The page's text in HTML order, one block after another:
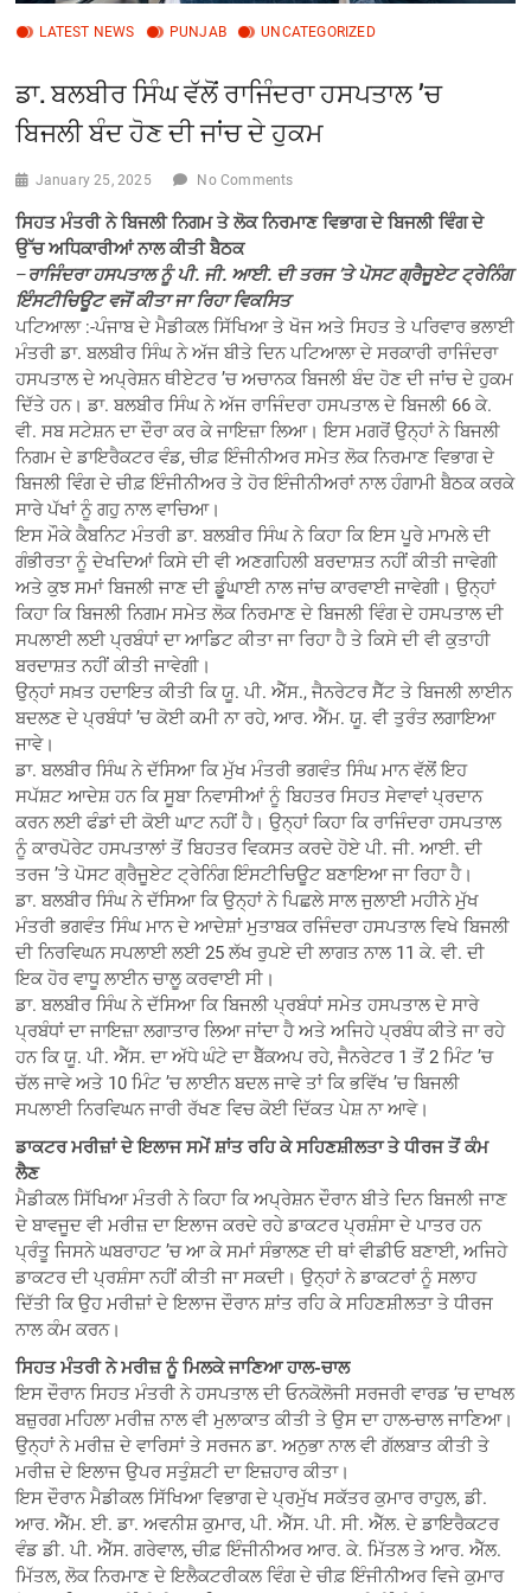
LATEST NEWS PUNJAB UNCATEGORIZED
ਡਾ. ਬਲਬੀਰ ਸਿੰਘ ਵੱਲੋਂ ਰਾਜਿੰਦਰਾ ਹਸਪਤਾਲ ’ਚ
ਬਿਜਲੀ ਬੰਦ ਹੋਣ ਦੀ ਜਾਂਚ ਦੇ ਹੁਕਮ
January 25, 2025 No Comments
ਸਿਹਤ ਮੰਤਰੀ ਨੇ ਬਿਜਲੀ ਨਿਗਮ ਤੇ ਲੋਕ ਨਿਰਮਾਣ ਵਿਭਾਗ ਦੇ ਬਿਜਲੀ ਵਿੰਗ ਦੇ
ਉੱਚ ਅਧਿਕਾਰੀਆਂ ਨਾਲ ਕੀਤੀ ਬੈਠਕ
–ਰਾਜਿੰਦਰਾ ਹਸਪਤਾਲ ਨੂੰ ਪੀ. ਜੀ. ਆਈ. ਦੀ ਤਰਜ ’ਤੇ ਪੋਸਟ ਗ੍ਰੈਜੂਏਟ ਟ੍ਰੇਨਿੰਗ
ਇੰਸਟੀਚਿਊਟ ਵਜੋਂ ਕੀਤਾ ਜਾ ਰਿਹਾ ਵਿਕਸਿਤ
ਪਟਿਆਲਾ :-ਪੰਜਾਬ ਦੇ ਮੈਡੀਕਲ ਸਿੱਖਿਆ ਤੇ ਖੋਜ ਅਤੇ ਸਿਹਤ ਤੇ ਪਰਿਵਾਰ ਭਲਾਈ
ਮੰਤਰੀ ਡਾ. ਬਲਬੀਰ ਸਿੰਘ ਨੇ ਅੱਜ ਬੀਤੇ ਦਿਨ ਪਟਿਆਲਾ ਦੇ ਸਰਕਾਰੀ ਰਾਜਿੰਦਰਾ
ਹਸਪਤਾਲ ਦੇ ਅਪ੍ਰੇਸ਼ਨ ਥੀਏਟਰ ’ਚ ਅਚਾਨਕ ਬਿਜਲੀ ਬੰਦ ਹੋਣ ਦੀ ਜਾਂਚ ਦੇ ਹੁਕਮ
ਦਿੱਤੇ ਹਨ। ਡਾ. ਬਲਬੀਰ ਸਿੰਘ ਨੇ ਅੱਜ ਰਾਜਿੰਦਰਾ ਹਸਪਤਾਲ ਦੇ ਬਿਜਲੀ 66 ਕੇ.
ਵੀ. ਸਬ ਸਟੇਸ਼ਨ ਦਾ ਦੌਰਾ ਕਰ ਕੇ ਜਾਇਜ਼ਾ ਲਿਆ। ਇਸ ਮਗਰੋਂ ਉਨ੍ਹਾਂ ਨੇ ਬਿਜਲੀ
ਨਿਗਮ ਦੇ ਡਾਇਰੈਕਟਰ ਵੰਡ, ਚੀਫ਼ ਇੰਜੀਨੀਅਰ ਸਮੇਤ ਲੋਕ ਨਿਰਮਾਣ ਵਿਭਾਗ ਦੇ
ਬਿਜਲੀ ਵਿੰਗ ਦੇ ਚੀਫ਼ ਇੰਜੀਨੀਅਰ ਤੇ ਹੋਰ ਇੰਜੀਨੀਅਰਾਂ ਨਾਲ ਹੰਗਾਮੀ ਬੈਠਕ ਕਰਕੇ
ਸਾਰੇ ਪੱਖਾਂ ਨੂੰ ਗਹੁ ਨਾਲ ਵਾਚਿਆ।
ਇਸ ਮੌਕੇ ਕੈਬਨਿਟ ਮੰਤਰੀ ਡਾ. ਬਲਬੀਰ ਸਿੰਘ ਨੇ ਕਿਹਾ ਕਿ ਇਸ ਪੂਰੇ ਮਾਮਲੇ ਦੀ
ਗੰਭੀਰਤਾ ਨੂੰ ਦੇਖਦਿਆਂ ਕਿਸੇ ਦੀ ਵੀ ਅਣਗਹਿਲੀ ਬਰਦਾਸ਼ਤ ਨਹੀਂ ਕੀਤੀ ਜਾਵੇਗੀ
ਅਤੇ ਕੁਝ ਸਮਾਂ ਬਿਜਲੀ ਜਾਣ ਦੀ ਡੁੂੰਘਾਈ ਨਾਲ ਜਾਂਚ ਕਾਰਵਾਈ ਜਾਵੇਗੀ। ਉਨ੍ਹਾਂ
ਕਿਹਾ ਕਿ ਬਿਜਲੀ ਨਿਗਮ ਸਮੇਤ ਲੋਕ ਨਿਰਮਾਣ ਦੇ ਬਿਜਲੀ ਵਿੰਗ ਦੇ ਹਸਪਤਾਲ ਦੀ
ਸਪਲਾਈ ਲਈ ਪ੍ਰਬੰਧਾਂ ਦਾ ਆਡਿਟ ਕੀਤਾ ਜਾ ਰਿਹਾ ਹੈ ਤੇ ਕਿਸੇ ਦੀ ਵੀ ਕੁਤਾਹੀ
ਬਰਦਾਸ਼ਤ ਨਹੀਂ ਕੀਤੀ ਜਾਵੇਗੀ।
ਉਨ੍ਹਾਂ ਸਖ਼ਤ ਹਦਾਇਤ ਕੀਤੀ ਕਿ ਯੂ. ਪੀ. ਐੱਸ., ਜੈਨਰੇਟਰ ਸੈੱਟ ਤੇ ਬਿਜਲੀ ਲਾਈਨ
ਬਦਲਣ ਦੇ ਪ੍ਰਬੰਧਾਂ ’ਚ ਕੋਈ ਕਮੀ ਨਾ ਰਹੇ, ਆਰ. ਐੱਮ. ਯੂ. ਵੀ ਤੁਰੰਤ ਲਗਾਇਆ
ਜਾਵੇ।
ਡਾ. ਬਲਬੀਰ ਸਿੰਘ ਨੇ ਦੱਸਿਆ ਕਿ ਮੁੱਖ ਮੰਤਰੀ ਭਗਵੰਤ ਸਿੰਘ ਮਾਨ ਵੱਲੋਂ ਇਹ
ਸਪੱਸ਼ਟ ਆਦੇਸ਼ ਹਨ ਕਿ ਸੂਬਾ ਨਿਵਾਸੀਆਂ ਨੂੰ ਬਿਹਤਰ ਸਿਹਤ ਸੇਵਾਵਾਂ ਪ੍ਰਦਾਨ
ਕਰਨ ਲਈ ਫੰਡਾਂ ਦੀ ਕੋਈ ਘਾਟ ਨਹੀਂ ਹੈ। ਉਨ੍ਹਾਂ ਕਿਹਾ ਕਿ ਰਾਜਿੰਦਰਾ ਹਸਪਤਾਲ
ਨੂੰ ਕਾਰਪੋਰੇਟ ਹਸਪਤਾਲਾਂ ਤੋਂ ਬਿਹਤਰ ਵਿਕਸਤ ਕਰਦੇ ਹੋਏ ਪੀ. ਜੀ. ਆਈ. ਦੀ
ਤਰਜ ’ਤੇ ਪੋਸਟ ਗ੍ਰੈਜੂਏਟ ਟ੍ਰੇਨਿੰਗ ਇੰਸਟੀਚਿਊਟ ਬਣਾਇਆ ਜਾ ਰਿਹਾ ਹੈ।
ਡਾ. ਬਲਬੀਰ ਸਿੰਘ ਨੇ ਦੱਸਿਆ ਕਿ ਉਨ੍ਹਾਂ ਨੇ ਪਿਛਲੇ ਸਾਲ ਜੁਲਾਈ ਮਹੀਨੇ ਮੁੱਖ
ਮੰਤਰੀ ਭਗਵੰਤ ਸਿੰਘ ਮਾਨ ਦੇ ਆਦੇਸ਼ਾਂ ਮੁਤਾਬਕ ਰਜਿੰਦਰਾ ਹਸਪਤਾਲ ਵਿਖੇ ਬਿਜਲੀ
ਦੀ ਨਿਰਵਿਘਨ ਸਪਲਾਈ ਲਈ 25 ਲੱਖ ਰੁਪਏ ਦੀ ਲਾਗਤ ਨਾਲ 11 ਕੇ. ਵੀ. ਦੀ
ਇਕ ਹੋਰ ਵਾਧੂ ਲਾਈਨ ਚਾਲੂ ਕਰਵਾਈ ਸੀ।
ਡਾ. ਬਲਬੀਰ ਸਿੰਘ ਨੇ ਦੱਸਿਆ ਕਿ ਬਿਜਲੀ ਪ੍ਰਬੰਧਾਂ ਸਮੇਤ ਹਸਪਤਾਲ ਦੇ ਸਾਰੇ
ਪ੍ਰਬੰਧਾਂ ਦਾ ਜਾਇਜ਼ਾ ਲਗਾਤਾਰ ਲਿਆ ਜਾਂਦਾ ਹੈ ਅਤੇ ਅਜਿਹੇ ਪ੍ਰਬੰਧ ਕੀਤੇ ਜਾ ਰਹੇ
ਹਨ ਕਿ ਯੂ. ਪੀ. ਐੱਸ. ਦਾ ਅੱਧੇ ਘੰਟੇ ਦਾ ਬੈੱਕਅਪ ਰਹੇ, ਜੈਨਰੇਟਰ 1 ਤੋਂ 2 ਮਿੰਟ ’ਚ
ਚੱਲ ਜਾਵੇ ਅਤੇ 10 ਮਿੰਟ ’ਚ ਲਾਈਨ ਬਦਲ ਜਾਵੇ ਤਾਂ ਕਿ ਭਵਿੱਖ ’ਚ ਬਿਜਲੀ
ਸਪਲਾਈ ਨਿਰਵਿਘਨ ਜਾਰੀ ਰੱਖਣ ਵਿਚ ਕੋਈ ਦਿੱਕਤ ਪੇਸ਼ ਨਾ ਆਵੇ।
ਡਾਕਟਰ ਮਰੀਜ਼ਾਂ ਦੇ ਇਲਾਜ ਸਮੇਂ ਸ਼ਾਂਤ ਰਹਿ ਕੇ ਸਹਿਣਸ਼ੀਲਤਾ ਤੇ ਧੀਰਜ ਤੋਂ ਕੰਮ
ਲੈਣ
ਮੈਡੀਕਲ ਸਿੱਖਿਆ ਮੰਤਰੀ ਨੇ ਕਿਹਾ ਕਿ ਅਪ੍ਰੇਸ਼ਨ ਦੌਰਾਨ ਬੀਤੇ ਦਿਨ ਬਿਜਲੀ ਜਾਣ
ਦੇ ਬਾਵਜੂਦ ਵੀ ਮਰੀਜ਼ ਦਾ ਇਲਾਜ ਕਰਦੇ ਰਹੇ ਡਾਕਟਰ ਪ੍ਰਸ਼ੰਸਾ ਦੇ ਪਾਤਰ ਹਨ
ਪ੍ਰੰਤੂ ਜਿਸਨੇ ਘਬਰਾਹਟ ’ਚ ਆ ਕੇ ਸਮਾਂ ਸੰਭਾਲਣ ਦੀ ਥਾਂ ਵੀਡੀਓ ਬਣਾਈ, ਅਜਿਹੇ
ਡਾਕਟਰ ਦੀ ਪ੍ਰਸ਼ੰਸਾ ਨਹੀਂ ਕੀਤੀ ਜਾ ਸਕਦੀ। ਉਨ੍ਹਾਂ ਨੇ ਡਾਕਟਰਾਂ ਨੂੰ ਸਲਾਹ
ਦਿੱਤੀ ਕਿ ਉਹ ਮਰੀਜ਼ਾਂ ਦੇ ਇਲਾਜ ਦੌਰਾਨ ਸ਼ਾਂਤ ਰਹਿ ਕੇ ਸਹਿਣਸ਼ੀਲਤਾ ਤੇ ਧੀਰਜ
ਨਾਲ ਕੰਮ ਕਰਨ।
ਸਿਹਤ ਮੰਤਰੀ ਨੇ ਮਰੀਜ਼ ਨੂੰ ਮਿਲਕੇ ਜਾਣਿਆ ਹਾਲ-ਚਾਲ
ਇਸ ਦੌਰਾਨ ਸਿਹਤ ਮੰਤਰੀ ਨੇ ਹਸਪਤਾਲ ਦੀ ਓਨਕੋਲੋਜੀ ਸਰਜਰੀ ਵਾਰਡ ’ਚ ਦਾਖਲ
ਬਜ਼ੁਰਗ ਮਹਿਲਾ ਮਰੀਜ਼ ਨਾਲ ਵੀ ਮੁਲਾਕਾਤ ਕੀਤੀ ਤੇ ਉਸ ਦਾ ਹਾਲ-ਚਾਲ ਜਾਣਿਆ।
ਉਨ੍ਹਾਂ ਨੇ ਮਰੀਜ਼ ਦੇ ਵਾਰਿਸਾਂ ਤੇ ਸਰਜਨ ਡਾ. ਅਨੁਭਾ ਨਾਲ ਵੀ ਗੱਲਬਾਤ ਕੀਤੀ ਤੇ
ਮਰੀਜ਼ ਦੇ ਇਲਾਜ ਉਪਰ ਸਤੁੰਸ਼ਟੀ ਦਾ ਇਜ਼ਹਾਰ ਕੀਤਾ।
ਇਸ ਦੌਰਾਨ ਮੈਡੀਕਲ ਸਿੱਖਿਆ ਵਿਭਾਗ ਦੇ ਪ੍ਰਮੁੱਖ ਸਕੱਤਰ ਕੁਮਾਰ ਰਾਹੁਲ, ਡੀ.
ਆਰ. ਐੱਮ. ਈ. ਡਾ. ਅਵਨੀਸ਼ ਕੁਮਾਰ, ਪੀ. ਐੱਸ. ਪੀ. ਸੀ. ਐੱਲ. ਦੇ ਡਾਇਰੈਕਟਰ
ਵੰਡ ਡੀ. ਪੀ. ਐੱਸ. ਗਰੇਵਾਲ, ਚੀਫ਼ ਇੰਜੀਨੀਅਰ ਆਰ. ਕੇ. ਮਿੱਤਲ ਤੇ ਆਰ. ਐੱਲ.
ਮਿੱਤਲ, ਲੋਕ ਨਿਰਮਾਣ ਦੇ ਇਲੈਕਟਰੀਕਲ ਵਿੰਗ ਦੇ ਚੀਫ਼ ਇੰਜੀਨੀਅਰ ਵਿਜੇ ਕੁਮਾਰ